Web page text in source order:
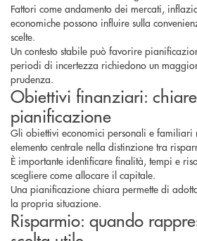
Fattori come andamento dei mercati,
economiche possono influire sulla
scelte.
Un contesto stabile può favorire
periodi di incertezza richiedono un
prudenza.
Obiettivi finanziari:
pianificazione
Gli obiettivi economici personali e familiari
elemento centrale nella distinzione tra
È importante identificare finalità, tempi e
scegliere come allocare il capitale.
Una pianificazione chiara permette di
la propria situazione.
Risparmio: quando